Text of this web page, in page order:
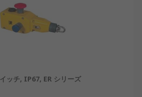
ッチ, IP67, ER シリーズ